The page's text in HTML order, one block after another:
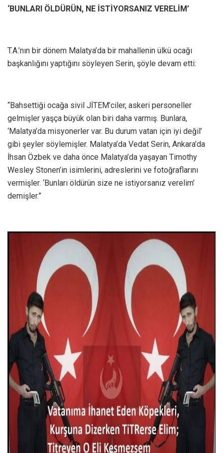
‘BUNLARI ÖLDÜRÜN, NE İSTİYORSANIZ VERELİM’
T.A.’nın bir dönem Malatya’da bir mahallenin ülkü ocağı
başkanlığını yaptığını söyleyen Serin, şöyle devam etti:
“Bahsettiği ocağa sivil JİTEM’ciler, askeri personeller
gelmişler yaşça büyük olan biri daha varmış. Bunlara,
‘Malatya’da misyonerler var. Bu durum vatan için iyi değil’
gibi şeyler söylemişler. Malatya’da Vedat Serin, Ankara’da
İhsan Özbek ve daha önce Malatya’da yaşayan Timothy
Wesley Stonen’in isimlerini, adreslerini ve fotoğraflarını
vermişler. ‘Bunları öldürün size ne istiyorsanız verelim’
demişler.”